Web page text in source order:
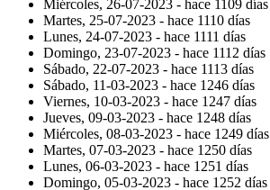
Miércoles, 26-07-2023 - hace 1109 días
Martes, 25-07-2023 - hace 1110 días
Lunes, 24-07-2023 - hace 1111 días
Domingo, 23-07-2023 - hace 1112 días
Sábado, 22-07-2023 - hace 1113 días
Sábado, 11-03-2023 - hace 1246 días
Viernes, 10-03-2023 - hace 1247 días
Jueves, 09-03-2023 - hace 1248 días
Miércoles, 08-03-2023 - hace 1249 días
Martes, 07-03-2023 - hace 1250 días
Lunes, 06-03-2023 - hace 1251 días
Domingo, 05-03-2023 - hace 1252 días